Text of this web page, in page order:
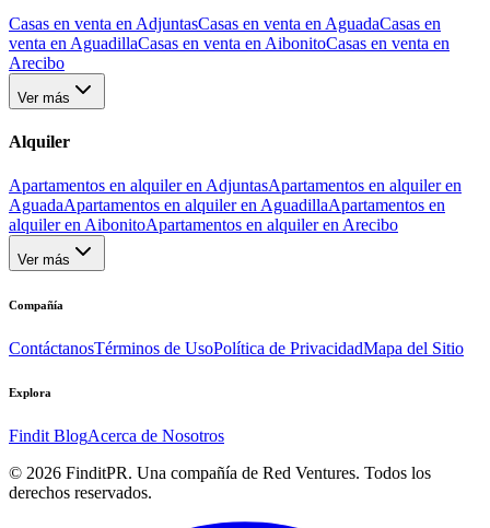
Casas en venta en AdjuntasCasas en venta en AguadaCasas en
venta en AguadillaCasas en venta en AibonitoCasas en venta en
Arecibo
Ver más
Alquiler
Apartamentos en alquiler en AdjuntasApartamentos en alquiler en
AguadaApartamentos en alquiler en AguadillaApartamentos en
alquiler en AibonitoApartamentos en alquiler en Arecibo
Ver más
Compañía
ContáctanosTérminos de UsoPolítica de PrivacidadMapa del Sitio
Explora
Findit BlogAcerca de Nosotros
© 2026 FinditPR. Una compañía de Red Ventures. Todos los
derechos reservados.